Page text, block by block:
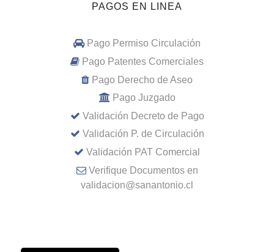
PAGOS EN LINEA
Pago Permiso Circulación
Pago Patentes Comerciales
Pago Derecho de Aseo
Pago Juzgado
Validación Decreto de Pago
Validación P. de Circulación
Validación PAT Comercial
Verifique Documentos en
validacion@sanantonio.cl